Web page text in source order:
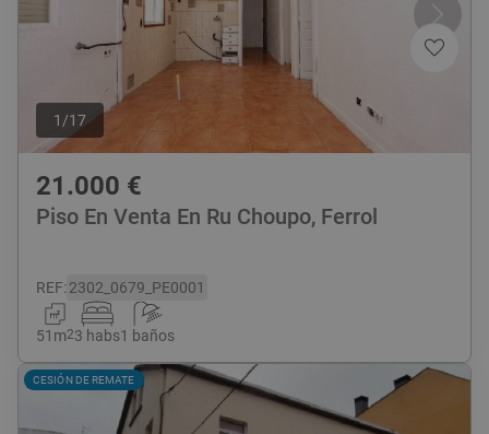
1 /17
21.000 €
Piso En Venta En Ru Choupo, Ferrol
REF:2302_0679_PE0001
51 m23 habs1 baños
CESIÓN DE REMATE